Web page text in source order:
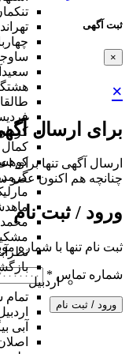
ثبت آگهی
×
×
برای ارسال
ارسال آگهی تنها برای
چنانچه هم‌ اکنون عضو
ورود / ثبت نام
ثبت نام تنها با شماره
شماره تماس *
ورود / ثبت نام
اردبیل
تمام
آبی